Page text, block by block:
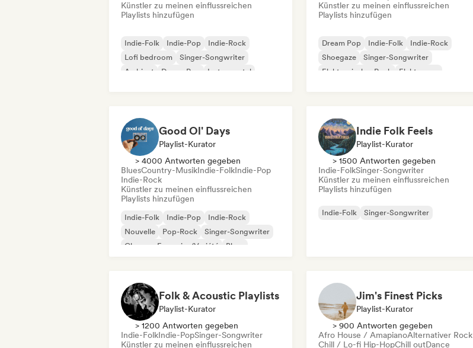
Künstler zu meinen einflussreichen
Playlists hinzufügen
Indie-Folk Indie-Pop
Indie-Rock
Lofi bedroom
Singer-Songwriter
Ambient
Dream Pop Instrumental
Künstler zu meinen einflussreichen
Playlists hinzufügen
Dream Pop Indie-Folk
Indie-Rock
Shoegaze
Singer-Songwriter
Elektronischer Rock
Elektropop
Good Ol' Days
Playlist-Kurator
> 4000 Antworten gegeben
BluesCountry-MusikIndie-FolkIndie-Pop
Indie-Rock
Künstler zu meinen einflussreichen
Playlists hinzufügen
Indie-Folk Indie-Pop
Indie-Rock
Nouvelle
Pop-Rock
Singer-Songwriter
Chanson Française/Variété
Blues
Indie Folk Feels
Playlist-Kurator
> 1500 Antworten gegeben
Indie-FolkSinger-Songwriter
Künstler zu meinen einflussreichen
Playlists hinzufügen
Indie-Folk Singer-Songwriter
Folk & Acoustic Playlists
Playlist-Kurator
> 1200 Antworten gegeben
Indie-FolkIndie-PopSinger-Songwriter
Künstler zu meinen einflussreichen
Jim's Finest Picks
Playlist-Kurator
> 900 Antworten gegeben
Afro House / AmapianoAlternativer Rock
Chill / Lo-fi Hip-HopChill outDance